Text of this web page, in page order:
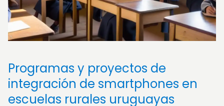
Programas y proyectos de
integración de smartphones en
escuelas rurales uruguayas